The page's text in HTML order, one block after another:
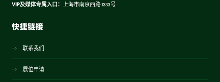
VIP及媒体专属入口： 上海市南京西路1333号
快捷链接
联系我们
展位申请